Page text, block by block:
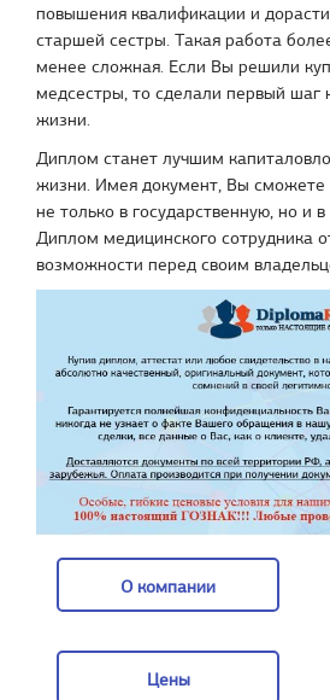
повышения квалификации и
старшей сестры. Такая работа
менее сложная. Если Вы решили
медсестры, то сделали первый шаг
жизни.
Диплом станет лучшим
жизни. Имея документ, Вы сможете
не только в государственную, но и в
Диплом медицинского сотрудника
возможности перед своим
О компании
Цены